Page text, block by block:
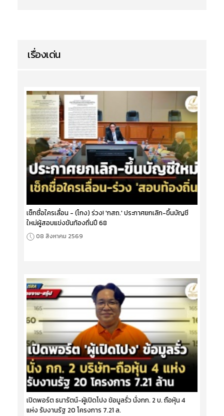
เรื่องเด่น
เช็กชื่อใครเลื่อน - (โกง) ร่วง! 'กสถ.' ประกาศยกเลิก-ขึ้นบัญชี
ใหม่ผู้สอบแข่งขันท้องถิ่นปี 68
08 สิงหาคม 2569
เปิดพอร์ต ธนารัตน์-ผู้เปิดโปง ข้อมูลรั่ว นั่งกก. 2 บ. ถือหุ้น 4
แห่ง รับงานรัฐ 20 โครงการ 7.21 ล.